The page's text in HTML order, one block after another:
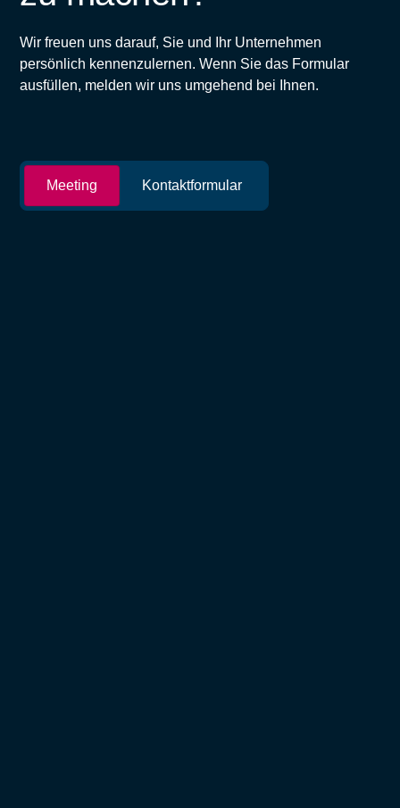
Wir freuen uns darauf, Sie und Ihr Unternehmen
persönlich kennenzulernen. Wenn Sie das Formular
ausfüllen, melden wir uns umgehend bei Ihnen.
Meeting Kontaktformular